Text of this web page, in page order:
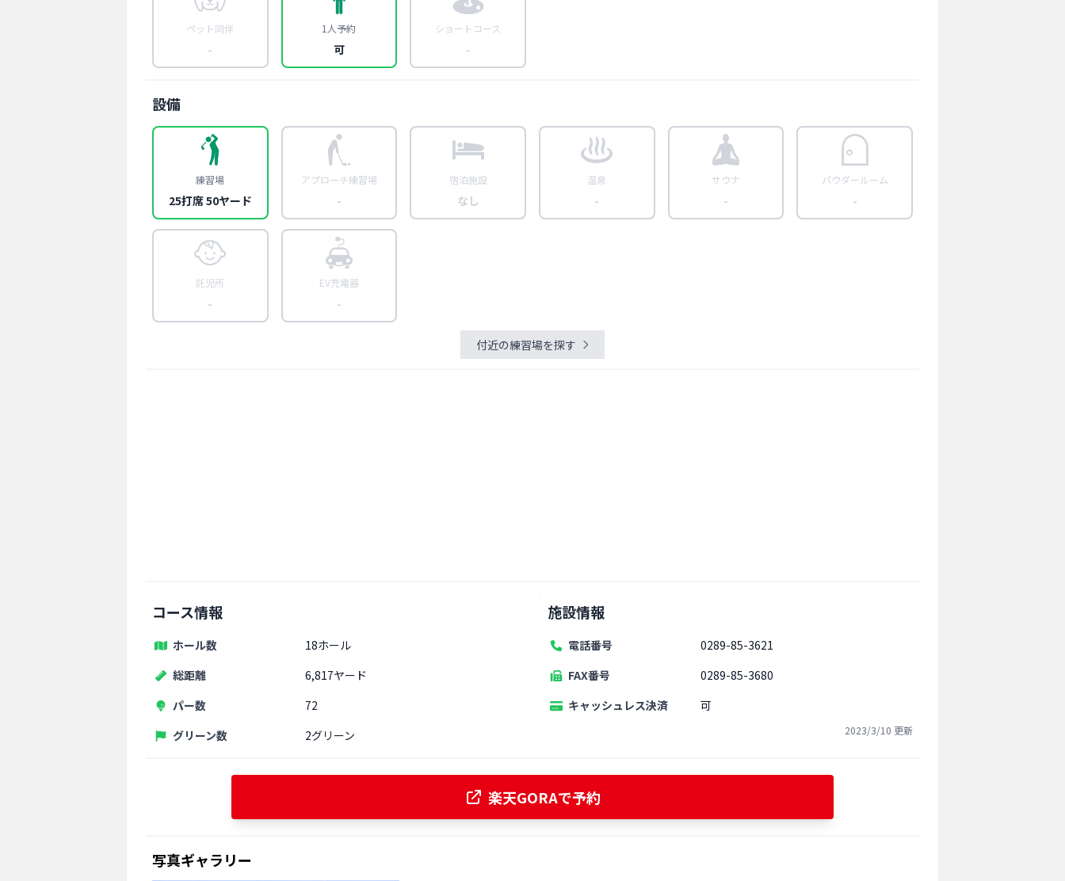
ペット同伴
-
1人予約
可
ショートコース
-
設備
練習場
25打席 50ヤード
アプローチ練習場
-
宿泊施設
なし
温泉
-
サウナ
-
パウダールーム
-
託児所
-
EV充電器
-
付近の練習場を探す
コース情報
ホール数
18ホール
総距離
6,817ヤード
パー数
72
グリーン数
2グリーン
施設情報
電話番号
0289-85-3621
FAX番号
0289-85-3680
キャッシュレス決済
可
2023/3/10 更新
楽天GORAで予約
写真ギャラリー